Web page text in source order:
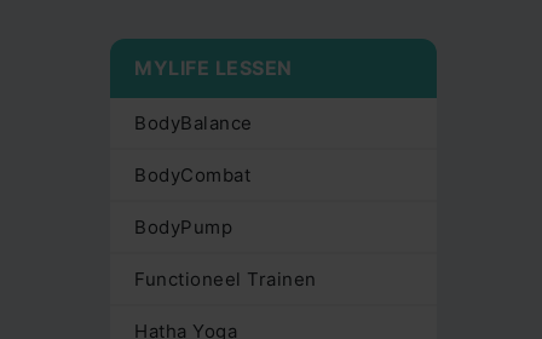
MYLIFE LESSEN
BodyBalance
BodyCombat
BodyPump
Functioneel Trainen
Hatha Yoga